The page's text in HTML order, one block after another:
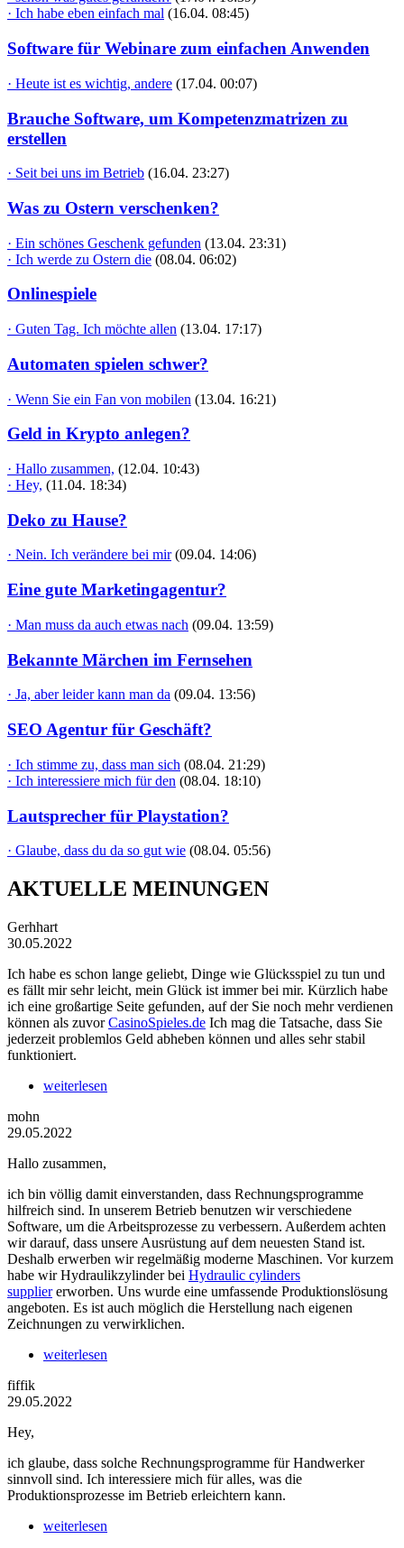
· Ich habe eben einfach mal (16.04. 08:45)
Software für Webinare zum einfachen Anwenden
· Heute ist es wichtig, andere (17.04. 00:07)
Brauche Software, um Kompetenzmatrizen zu
erstellen
· Seit bei uns im Betrieb (16.04. 23:27)
Was zu Ostern verschenken?
· Ein schönes Geschenk gefunden (13.04. 23:31)
· Ich werde zu Ostern die (08.04. 06:02)
Onlinespiele
· Guten Tag. Ich möchte allen (13.04. 17:17)
Automaten spielen schwer?
· Wenn Sie ein Fan von mobilen (13.04. 16:21)
Geld in Krypto anlegen?
· Hallo zusammen, (12.04. 10:43)
· Hey, (11.04. 18:34)
Deko zu Hause?
· Nein. Ich verändere bei mir (09.04. 14:06)
Eine gute Marketingagentur?
· Man muss da auch etwas nach (09.04. 13:59)
Bekannte Märchen im Fernsehen
· Ja, aber leider kann man da (09.04. 13:56)
SEO Agentur für Geschäft?
· Ich stimme zu, dass man sich (08.04. 21:29)
· Ich interessiere mich für den (08.04. 18:10)
Lautsprecher für Playstation?
· Glaube, dass du da so gut wie (08.04. 05:56)
AKTUELLE MEINUNGEN
Gerhhart
30.05.2022
Ich habe es schon lange geliebt, Dinge wie Glücksspiel zu tun und
es fällt mir sehr leicht, mein Glück ist immer bei mir. Kürzlich habe
ich eine großartige Seite gefunden, auf der Sie noch mehr verdienen
können als zuvorCasinoSpieles.de Ich mag die Tatsache, dass Sie
jederzeit problemlos Geld abheben können und alles sehr stabil
funktioniert.
weiterlesen
mohn
29.05.2022
Hallo zusammen,
ich bin völlig damit einverstanden, dass Rechnungsprogramme
hilfreich sind. In unserem Betrieb benutzen wir verschiedene
Software, um die Arbeitsprozesse zu verbessern. Außerdem achten
wir darauf, dass unsere Ausrüstung auf dem neuesten Stand ist.
Deshalb erwerben wir regelmäßig moderne Maschinen. Vor kurzem
habe wir Hydraulikzylinder bei Hydraulic cylinders
suppliererworben. Uns wurde eine umfassende Produktionslösung
angeboten. Es ist auch möglich die Herstellung nach eigenen
Zeichnungen zu verwirklichen.
weiterlesen
fiffik
29.05.2022
Hey,
ich glaube, dass solche Rechnungsprogramme für Handwerker
sinnvoll sind. Ich interessiere mich für alles, was die
Produktionsprozesse im Betrieb erleichtern kann.
weiterlesen